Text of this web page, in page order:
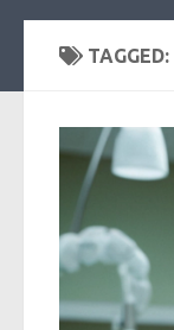
TAGGED: